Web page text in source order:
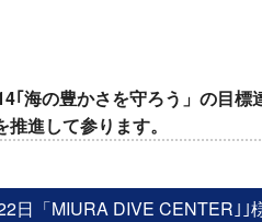
｢海の豊かさを守ろう」の目
進して参ります。
日「MIURA DIVE CENTER｣｣